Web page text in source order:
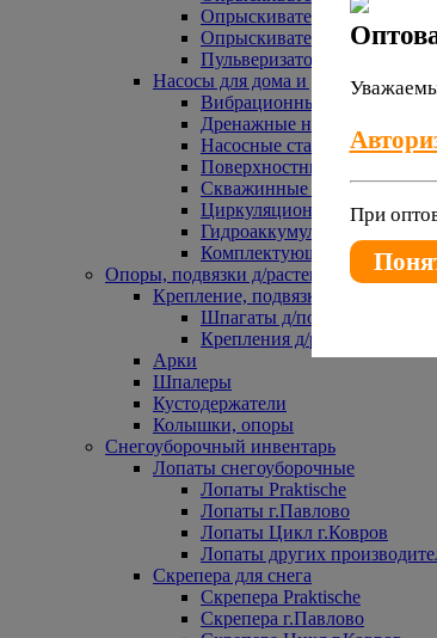
Опрыскиватели Жук
Опрыскиватели прочие
Пульверизаторы Урожайная
Насосы для дома и дачи
Вибрационные насосы
Дренажные насосы
Насосные станции
Поверхностные насосы
Скважинные насосы
Циркуляционные насосы
Гидроаккумуляторы и
Комплектующие к насосам
Опоры, подвязки д/растений
Крепление, подвязки д/растений
Шпагаты д/подвязки
Крепления д/растений
Арки
Шпалеры
Кустодержатели
Колышки, опоры
Снегоуборочный инвентарь
Лопаты снегоуборочные
Лопаты Praktische
Лопаты г.Павлово
Лопаты Цикл г.Ковров
Лопаты других
Скрепера для снега
Скрепера Praktische
Скрепера г.Павлово
При